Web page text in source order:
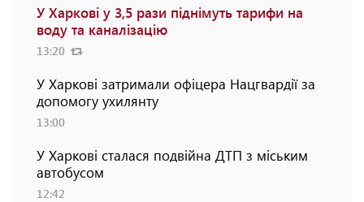
У Харкові у 3,5 рази піднімуть тарифи на
воду та каналізацію
13:20
У Харкові затримали офіцера Нацгвардії за
допомогу ухилянту
13:00
У Харкові сталася подвійна ДТП з міським
автобусом
12:42